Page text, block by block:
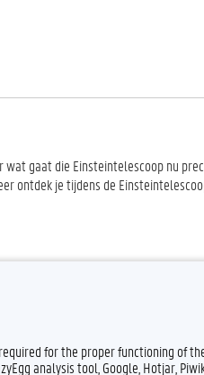
gaat die Einsteintelescoop nu
ontdek je tijdens de
for the proper functioning of
analysis tool, Google, Hotjar,